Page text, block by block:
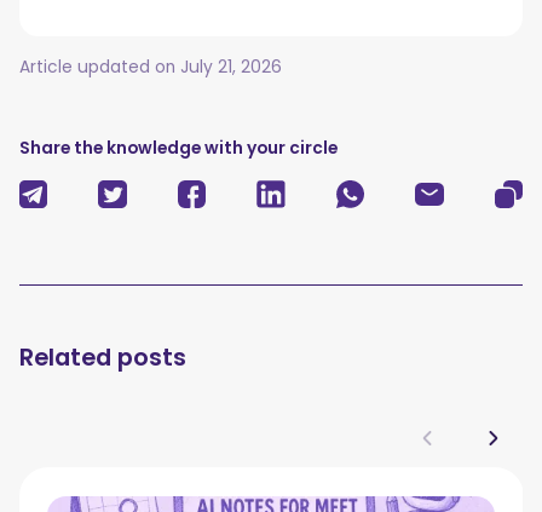
Article updated on July 21, 2026
Share the knowledge with your circle
Related posts